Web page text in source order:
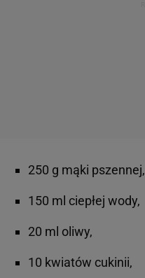
250 g mąki pszennej,
150 ml ciepłej wody,
20 ml oliwy,
10 kwiatów cukinii,